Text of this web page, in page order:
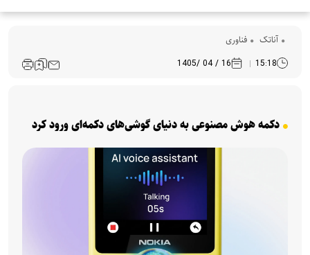
آناتک فناوری
15:18
16 / 04 /1405
دکمه هوش مصنوعی به دنیای گوشی‌های دکمه‌ای ورود کرد